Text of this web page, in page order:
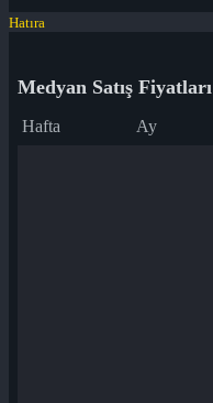
Hatıra
Medyan Satış Fiyatları
Hafta Ay